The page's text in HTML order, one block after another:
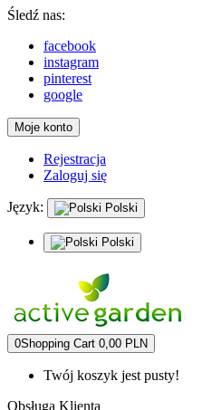
Śledź nas:
facebook
instagram
pinterest
google
Moje konto
Rejestracja
Zaloguj się
Język: Polski
Polski
0Shopping Cart 0,00 PLN
Twój koszyk jest pusty!
Obsługa Klienta